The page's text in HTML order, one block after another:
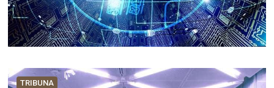
TRIBUNA